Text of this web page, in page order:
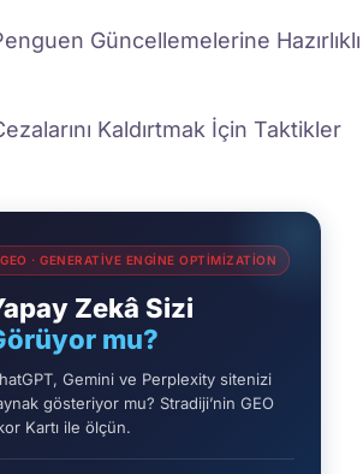
Güncellemelerine Hazırlıklı
Kaldırtmak İçin Taktikler
GEO · GENERATIVE ENGINE OPTIMIZATION
Zekâ Sizi
mu?
Gemini ve Perplexity sitenizi
gösteriyor mu? Stradiji’nin GEO
Kartı ile ölçün.